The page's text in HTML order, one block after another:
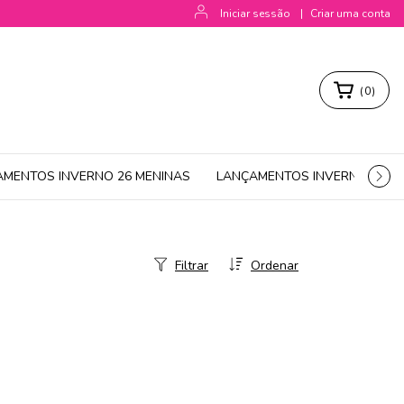
Iniciar sessão | Criar uma conta
(0)
INVERNO 26 MENINAS LANÇAMENTOS INVERNO 26
Ordenar
Filtrar